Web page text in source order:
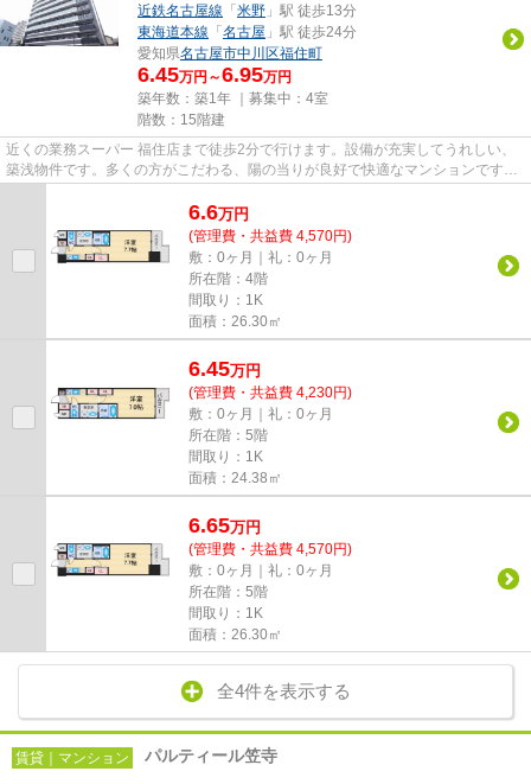
近鉄名古屋線 「 米野 」駅 徒歩13分
東海道本線 「 名古屋 」駅 徒歩24分
愛知県名古屋市中川区福住町
6.45万円～6.95万円
築年数：築1年 ｜募集中： 4室
階数：15階建
近くの業務スーパー 福住店まで徒歩2分で行けます。設備が充実してうれしい、
築浅物件です。多くの方がこだわる、陽の当りが良好で快適なマンションです。
6.6万円
(管理費・共益費 4,570円)
敷：0ヶ月｜礼：0ヶ月
所在階：4階
間取り：1K
面積：26.30㎡
6.45万円
(管理費・共益費 4,230円)
敷：0ヶ月｜礼：0ヶ月
所在階：5階
間取り：1K
面積：24.38㎡
6.65万円
(管理費・共益費 4,570円)
敷：0ヶ月｜礼：0ヶ月
所在階：5階
間取り：1K
面積：26.30㎡
全4件を表示する
賃貸｜マンション パルティール笠寺